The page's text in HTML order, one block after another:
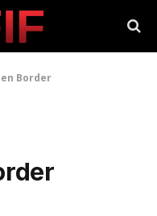
Border